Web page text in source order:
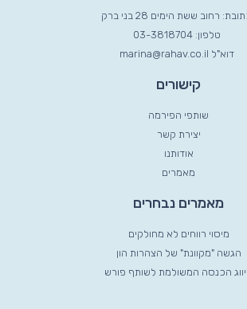
רחוב ששת הימים 28 בני ברק
טלפון: 03-3818704
דוא"ל marina@rahav.co.il
קישורים
שותפי הפירמה
יצירת קשר
אודותנו
מאמרים
מאמרים נבחרים
מיסוי רווחים לא מחולקים
הגשה "מקוונת" של הצהרות הון
הכנסה המשולמת לשותף פורש